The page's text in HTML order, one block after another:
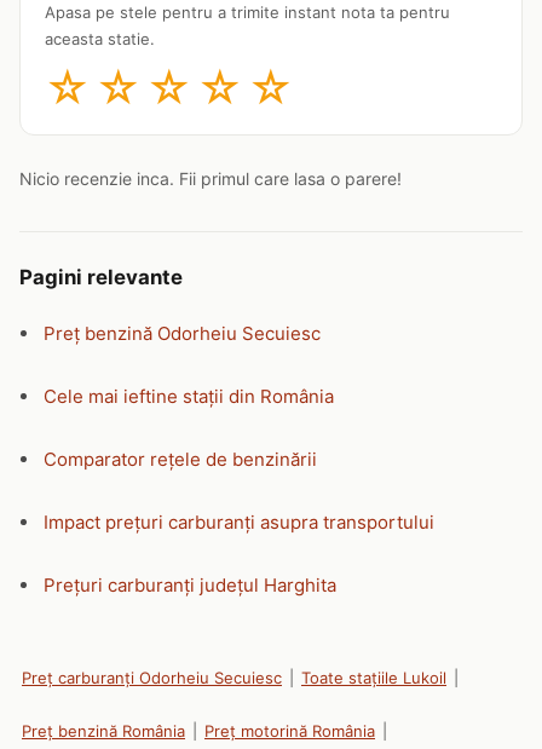
Apasa pe stele pentru a trimite instant nota ta pentru
aceasta statie.
☆ ☆ ☆ ☆ ☆
Nicio recenzie inca. Fii primul care lasa o parere!
Pagini relevante
Preț benzină Odorheiu Secuiesc
Cele mai ieftine stații din România
Comparator rețele de benzinării
Impact prețuri carburanți asupra transportului
Prețuri carburanți județul Harghita
Preț carburanți Odorheiu Secuiesc Toate stațiile Lukoil
Preț benzină România Preț motorină România